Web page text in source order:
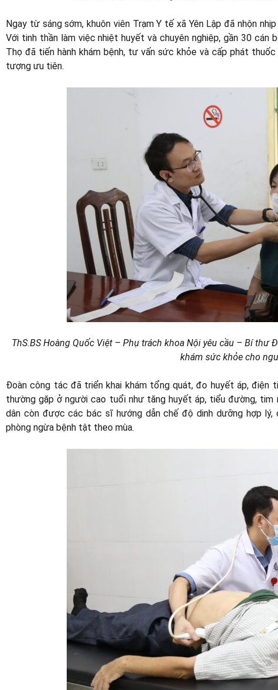
Ngay từ sáng sớm, khuôn viên Trạm Y tế xã Yên Lập đã nhộn
Với tinh thần làm việc nhiệt huyết và chuyên nghiệp, gần 30 cán
Thọ đã tiến hành khám bệnh, tư vấn sức khỏe và cấp phát
tượng ưu tiên.
ThS.BS Hoàng Quốc Việt – Phụ trách khoa Nội yêu cầu – Bí thư
khám sức khỏe cho
Đoàn công tác đã triển khai khám tổng quát, đo huyết áp, điện
thường gặp ở người cao tuổi như tăng huyết áp, tiểu đường, tim
dân còn được các bác sĩ hướng dẫn chế độ dinh dưỡng hợp
phòng ngừa bệnh tật theo mùa.